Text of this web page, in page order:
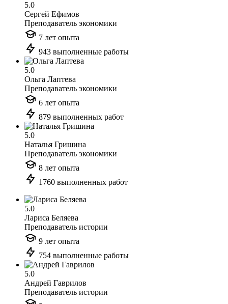
5.0
Сергей Ефимов
Преподаватель экономики
7 лет опыта
943 выполненные работы
5.0
Ольга Лаптева
Преподаватель экономики
6 лет опыта
879 выполненных работ
5.0
Наталья Гришина
Преподаватель экономики
8 лет опыта
1760 выполненных работ
5.0
Лариса Беляева
Преподаватель истории
9 лет опыта
754 выполненные работы
5.0
Андрей Гаврилов
Преподаватель истории